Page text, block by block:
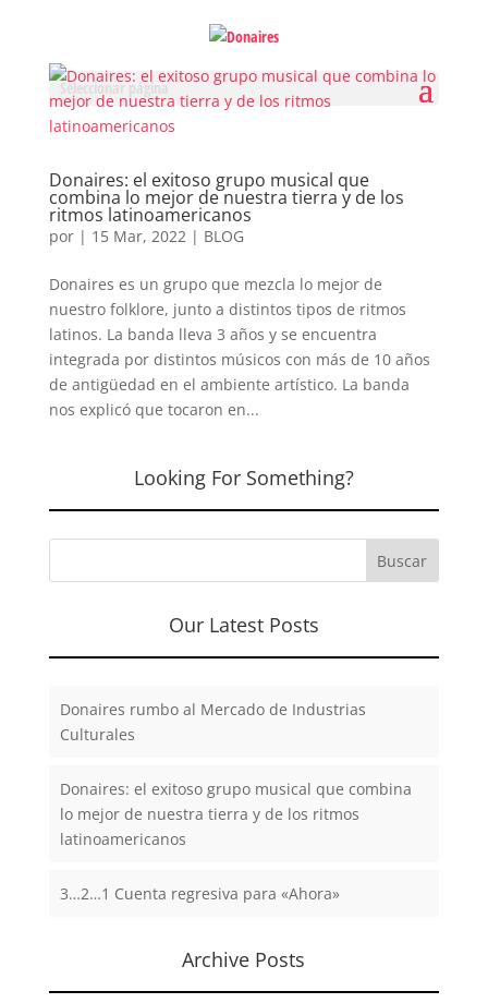
Seleccionar página
Donaires: el exitoso grupo musical que
combina lo mejor de nuestra tierra y de los
ritmos latinoamericanos
por | 15 Mar, 2022| BLOG
Donaires es un grupo que mezcla lo mejor de
nuestro folklore, junto a distintos tipos de ritmos
latinos. La banda lleva 3 años y se encuentra
integrada por distintos músicos con más de 10 años
de antigüedad en el ambiente artístico. La banda
nos explicó que tocaron en...
Looking For Something?
Our Latest Posts
Donaires rumbo al Mercado de Industrias
Culturales
Donaires: el exitoso grupo musical que combina
lo mejor de nuestra tierra y de los ritmos
latinoamericanos
3…2…1 Cuenta regresiva para «Ahora»
Archive Posts